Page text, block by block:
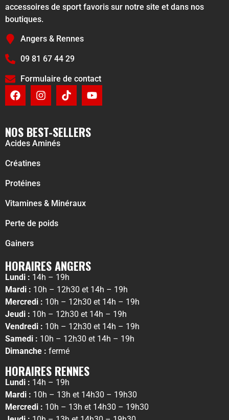
accessoires de sport favoris sur notre site et dans nos
boutiques.
Angers & Rennes
09 81 67 44 29
Formulaire de contact
NOS BEST-SELLERS
Acides Aminés
Créatines
Protéines
Vitamines & Minéraux
Perte de poids
Gainers
HORAIRES ANGERS
Lundi : 14h – 19h
Mardi : 10h – 12h30 et 14h – 19h
Mercredi : 10h – 12h30 et 14h – 19h
Jeudi : 10h – 12h30 et 14h – 19h
Vendredi : 10h – 12h30 et 14h – 19h
Samedi : 10h – 12h30 et 14h – 19h
Dimanche : fermé
HORAIRES RENNES
Lundi : 14h – 19h
Mardi : 10h – 13h et 14h30 – 19h30
Mercredi : 10h – 13h et 14h30 – 19h30